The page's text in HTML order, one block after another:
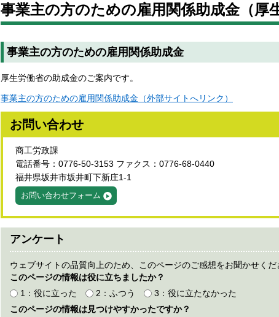
事業主の方のための雇用関係助成金（厚
事業主の方のための雇用関係助成金
厚生労働省の助成金のご案内です。
事業主の方のための雇用関係助成金（外部サイトへリンク）
お問い合わせ
商工労政課
電話番号：0776-50-3153 ファクス：0776-68-0440
福井県坂井市坂井町下新庄1-1
お問い合わせフォーム
アンケート
ウェブサイトの品質向上のため、このページのご感想をお聞かせくだ
このページの情報は役に立ちましたか？
1：役に立った
2：ふつう
3：役に立たなかった
このページの情報は見つけやすかったですか？